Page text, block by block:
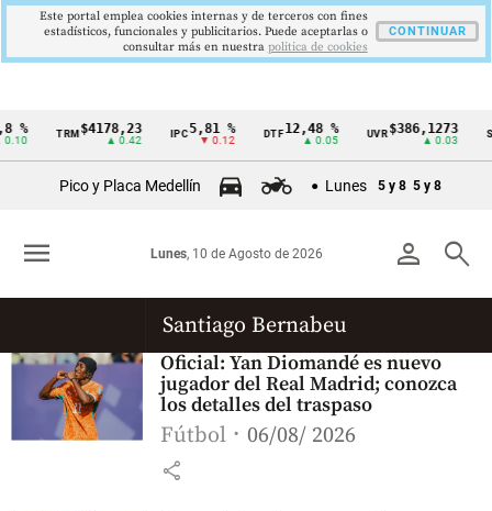
Cintillo
Colombia
% TRM$4178,23
▲ 0.42
IPC5,81 %
▼ 0.12
DTF12,48 %
▲ 0.05
UVR$386,1273
▲ 0.03
Pico y Placa Medellín Lunes 5 y 8 5 y 8
person search
Lunes, 10 de Agosto de 2026
menu
Santiago Bernabeu
Oficial: Yan Diomandé es nuevo
jugador del Real Madrid; conozca
los detalles del traspaso
Fútbol 06/08/ 2026
share
Este portal emplea cookies internas y de terceros con fines
estadísticos, funcionales y publicitarios. Puede aceptarlas o
consultar más en nuestra politica de cookies
CONTINUAR